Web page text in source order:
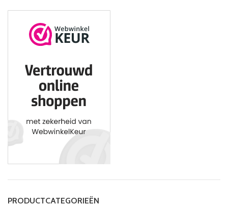
PRODUCTCATEGORIEËN